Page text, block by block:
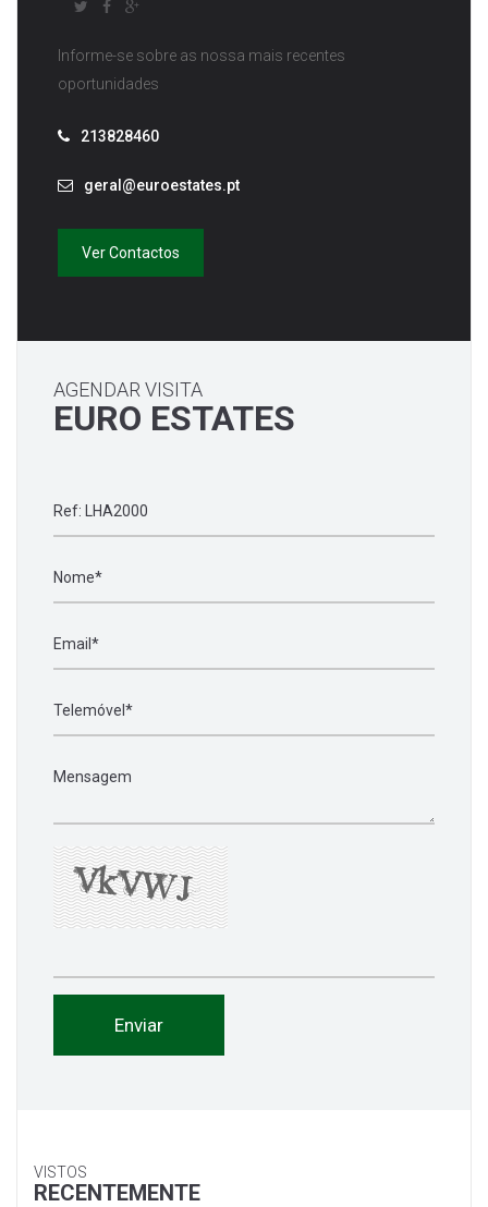
Informe-se sobre as nossa mais recentes
oportunidades
213828460
geral@euroestates.pt
Ver Contactos
AGENDAR VISITA
EURO ESTATES
VISTOS
RECENTEMENTE